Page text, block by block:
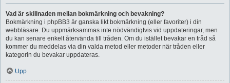
Vad är skillnaden mellan bokmärkning och bevakning?
Bokmärkning i phpBB3 är ganska likt bokmärkning (eller favoriter) i din
webbläsare. Du uppmärksammas inte nödvändigtvis vid uppdateringar, men
du kan senare enkelt återvända till tråden. Om du istället bevakar en tråd så
kommer du meddelas via din valda metod eller metoder när tråden eller
kategorin du bevakar uppdateras.
Upp